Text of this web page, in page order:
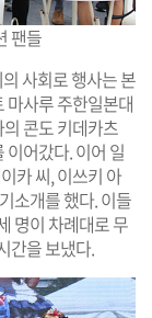
팬들
사회로 행사는 본
마사루 주한일본대
콘도 키데카츠
어갔다. 이어 일
카 씨, 이쓰키 아
소개를 했다. 이들
명이 차례대로 무
간을 보냈다.